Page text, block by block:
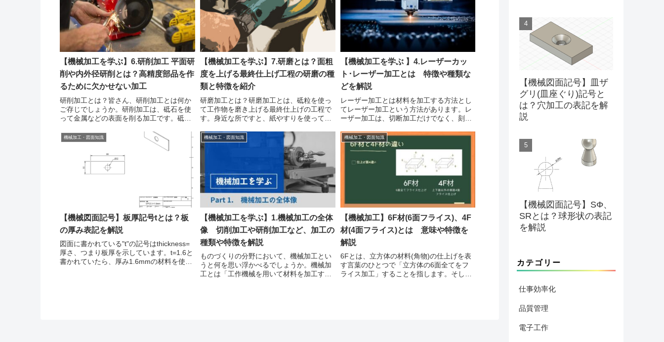
【機械加工を学ぶ】6.研削加工 平面研
削や内外径研削とは？高精度部品を作
るために欠かせない加工
研削加工とは？皆さん、研削加工とは何か
ご存じでしょうか。研削加工は、砥石を使
って金属などの表面を削る加工です。砥石
て、加工物の面粗度や寸法の精度が良くな
ります。そのため、主にマシニング加工や
旋盤加工をし...
【機械加工を学ぶ】7.研磨とは？面粗
度を上げる最終仕上げ工程の研磨の種
類と特徴を紹介
研磨加工とは？研磨加工とは、砥粒を使っ
て工作物を磨き上げる最終仕上げの工程で
す。身近な所ですと、紙やすりを使って金
ます。最終製品をピカピカに仕上げたい、
面粗度をもっと向上させたいといった場合
【機械加工を学ぶ 】4.レーザーカッ
ト･レーザー加工とは 特徴や種類な
どを解説
レーザー加工とは材料を加工する方法とし
てレーザー加工という方法があります。レ
ーザー加工は、切断加工だけでなく、刻印
ー加工の原理レーザー加工はその名の通
り、レーザー光を材料に照射し切断や刻印
を行います。指...
機械加工・図面知識
【機械図面記号】板厚記号tとは？板
の厚み表記を解説
図面に書かれている"t"の記号はthickness=
厚さ、つまり板厚を示しています。t=1.6と
書かれていたら、厚み1.6mmの材料を使用
機械加工・図面知識
【機械加工を学ぶ】1.機械加工の全体
像 切削加工や研削加工など、加工の
種類や特徴を解説
ものづくりの分野において、機械加工とい
うと何を思い浮かべるでしょうか。機械加
工とは「工作機械を用いて材料を加工する
機械加工・図面知識
【機械加工】6F材(6面フライス)、4F
材(4面フライス)とは 意味や特徴を
解説
6Fとは、立方体の材料(角物)の仕上げを表
す言葉のひとつで「立方体の6面全てをフ
ライス加工」することを指します。そして
【機械図面記号】皿ザ
グリ(皿座ぐり)記号と
は？穴加工の表記を解
説
【機械図面記号】SΦ、
SRとは？球形状の表記
を解説
カテゴリー
仕事効率化
品質管理
電子工作